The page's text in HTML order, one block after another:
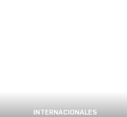
INTERNACIONALES